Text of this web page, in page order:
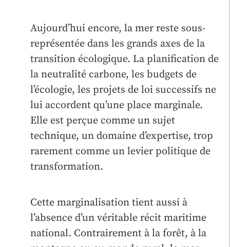
Aujourd’hui encore, la mer reste sous-
représentée dans les grands axes de la
transition écologique. La planification de
la neutralité carbone, les budgets de
l’écologie, les projets de loi successifs ne
lui accordent qu’une place marginale.
Elle est perçue comme un sujet
technique, un domaine d’expertise, trop
rarement comme un levier politique de
transformation.
Cette marginalisation tient aussi à
l’absence d’un véritable récit maritime
national. Contrairement à la forêt, à la